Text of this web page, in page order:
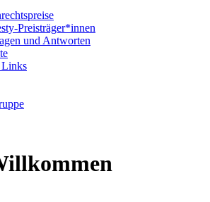
Preisträger*innen
und Antworten